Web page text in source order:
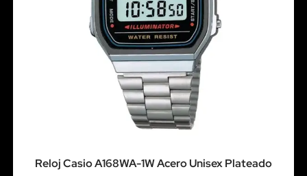
Reloj Casio A168WA-1W Acero Unisex Plateado